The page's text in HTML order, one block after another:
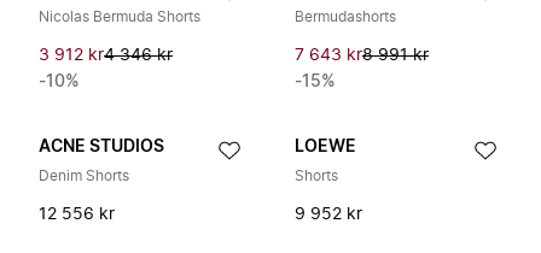
Nicolas Bermuda Shorts
3 912 kr4 346 kr
-10%
Bermudashorts
7 643 kr8 991 kr
-15%
ACNE STUDIOS
Denim Shorts
12 556 kr
LOEWE
Shorts
9 952 kr